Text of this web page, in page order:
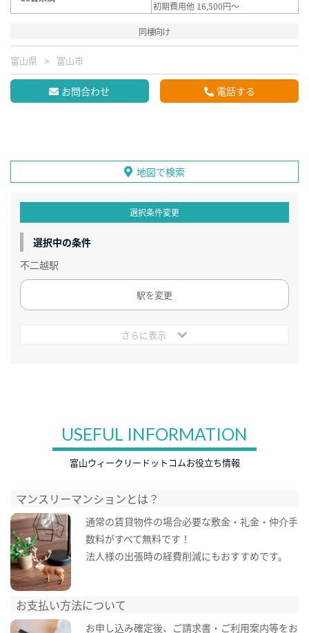
初期費用他 16,500円～
同棲向け
富山県 富山市
お問合わせ 電話する
地図で検索
選択条件変更
選択中の条件
不二越駅
駅を変更
さらに表示
USEFUL INFORMATION
富山ウィークリードットコムお役立ち情報
マンスリーマンションとは？
通常の賃貸物件の場合必要な敷金・礼金・仲介手
数料がすべて無料です！
法人様の出張時の経費削減にもおすすめです。
お支払い方法について
お申し込み確定後、ご請求書・ご利用案内等をお